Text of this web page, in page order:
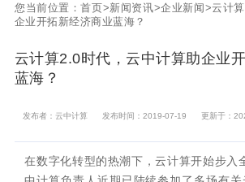
您当前位置：首页>新闻资讯>企业新闻>云计
企业开拓新经济商业蓝海？
云计算2.0时代，云中计算助企业
蓝海？
发布者：云中计算 发布时间：2019-07-19 更新于：
在数字化转型的热潮下，云计算开始步入